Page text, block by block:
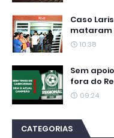
Caso
mataram
10:38
Sem
fora do
09:24
CATEGORIAS